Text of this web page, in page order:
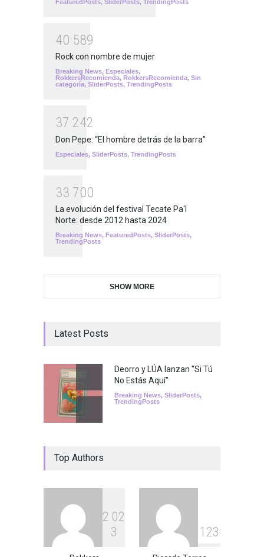
FeaturedPosts, SliderPosts, TrendingPosts
40 589
Rock con nombre de mujer
Breaking News, Especiales,
RokkersRecomienda, RokkersRecomienda, Sin
categoría, SliderPosts, TrendingPosts
37 242
Don Pepe: “El hombre detrás de la barra”
Especiales, SliderPosts, TrendingPosts
33 700
La evolución del festival Tecate Pa'l
Norte: desde 2012 hasta 2024
Breaking News, FeaturedPosts, SliderPosts,
TrendingPosts
SHOW MORE
Latest Posts
Deorro y LÚA lanzan "Si Tú
No Estás Aquí"
Breaking News, SliderPosts,
TrendingPosts
Top Authors
2 02
3
1 23